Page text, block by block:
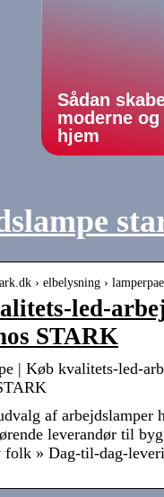
Sådan
moderne
hjem
› elbelysning ›
led-
STARK
| Køb kvalitets-led-
af arbejdslamper
leverandør til
folk » Dag-til-dag-